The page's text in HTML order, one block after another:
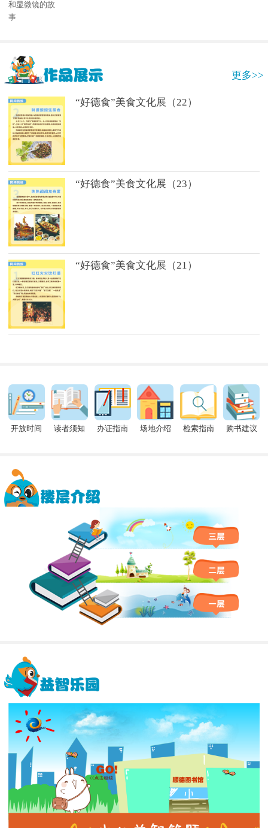
和显微镜的故
事
更多>>
“好德食”美食文化展（22）
“好德食”美食文化展（23）
“好德食”美食文化展（21）
开放时间 读者须知 办证指南 场地介绍 检索指南 购书建议